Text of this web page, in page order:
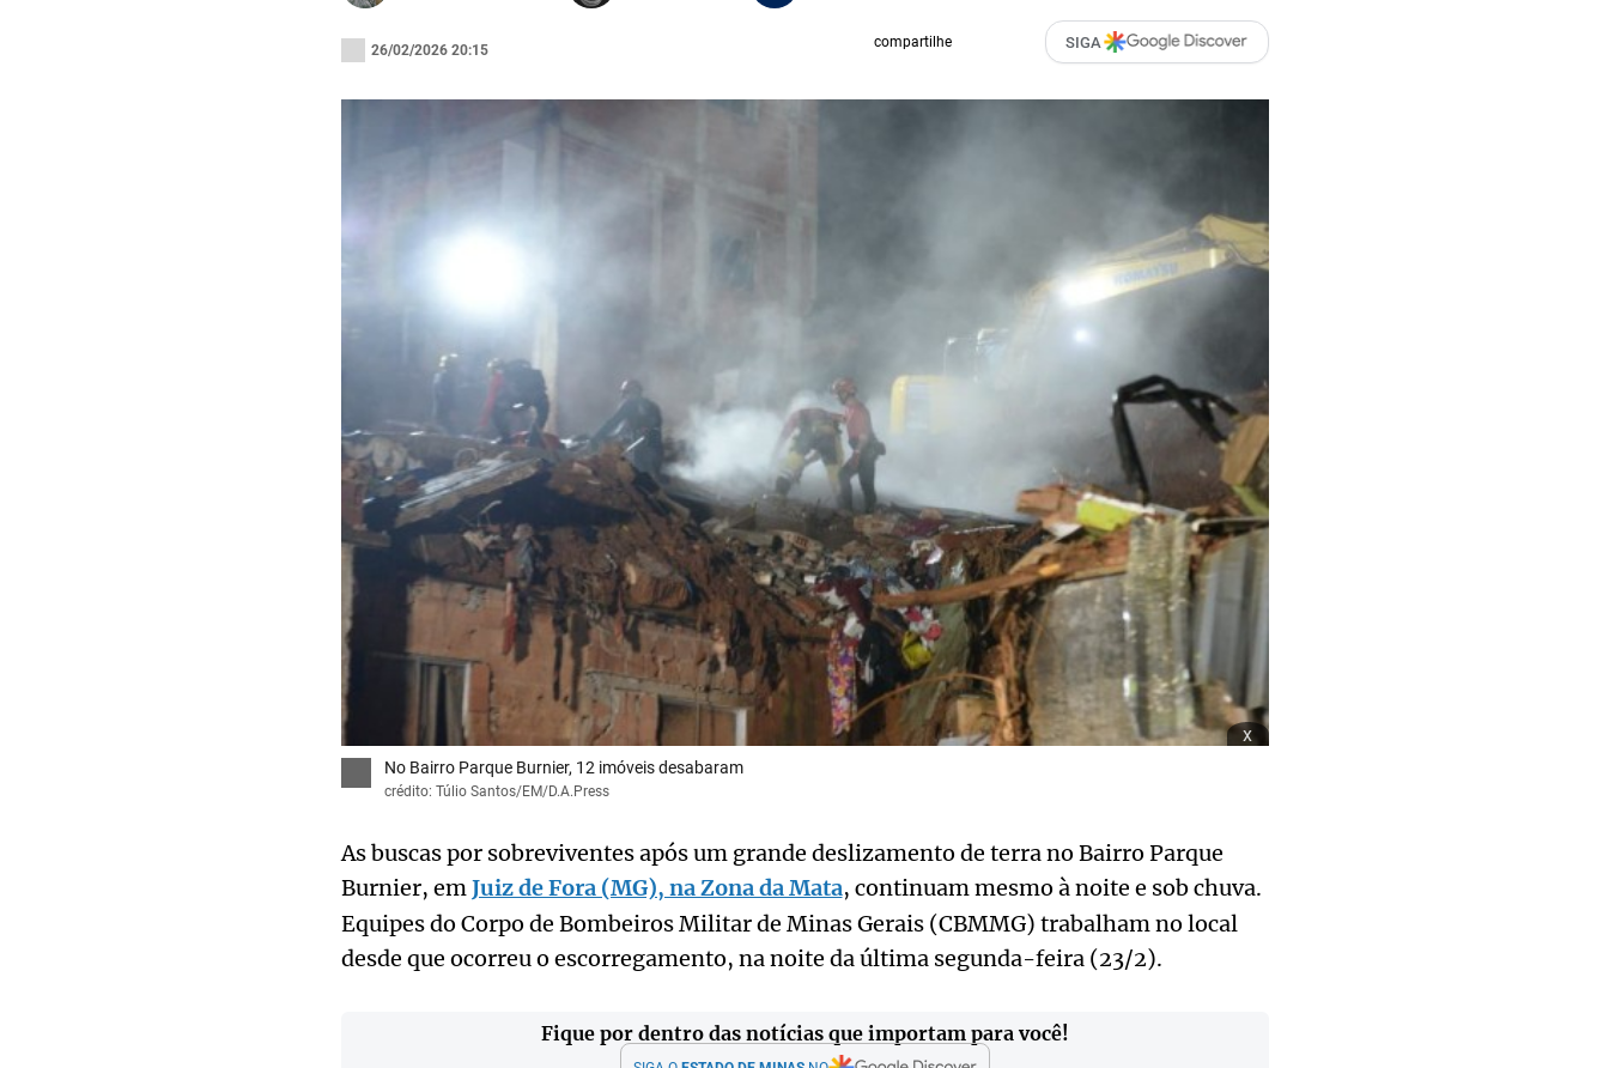
26/02/2026 20:15 compartilhe SIGA
x
No Bairro Parque Burnier, 12 imóveis desabaram
crédito: Túlio Santos/EM/D.A.Press
As buscas por sobreviventes após um grande deslizamento de terra no Bairro Parque
Burnier, emJuiz de Fora (MG), na Zona da Mata, continuam mesmo à noite e sob chuva.
Equipes do Corpo de Bombeiros Militar de Minas Gerais (CBMMG) trabalham no local
desde que ocorreu o escorregamento, na noite da última segunda-feira (23/2).
Fique por dentro das notícias que importam para você!